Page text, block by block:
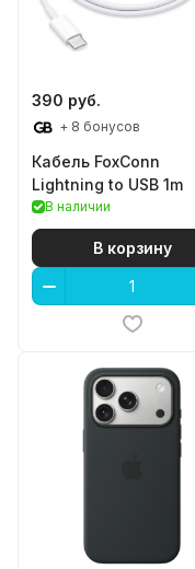
390 руб.
+ 8 бонусов
Кабель FoxConn
Lightning to USB 1m
В наличии
В корзину